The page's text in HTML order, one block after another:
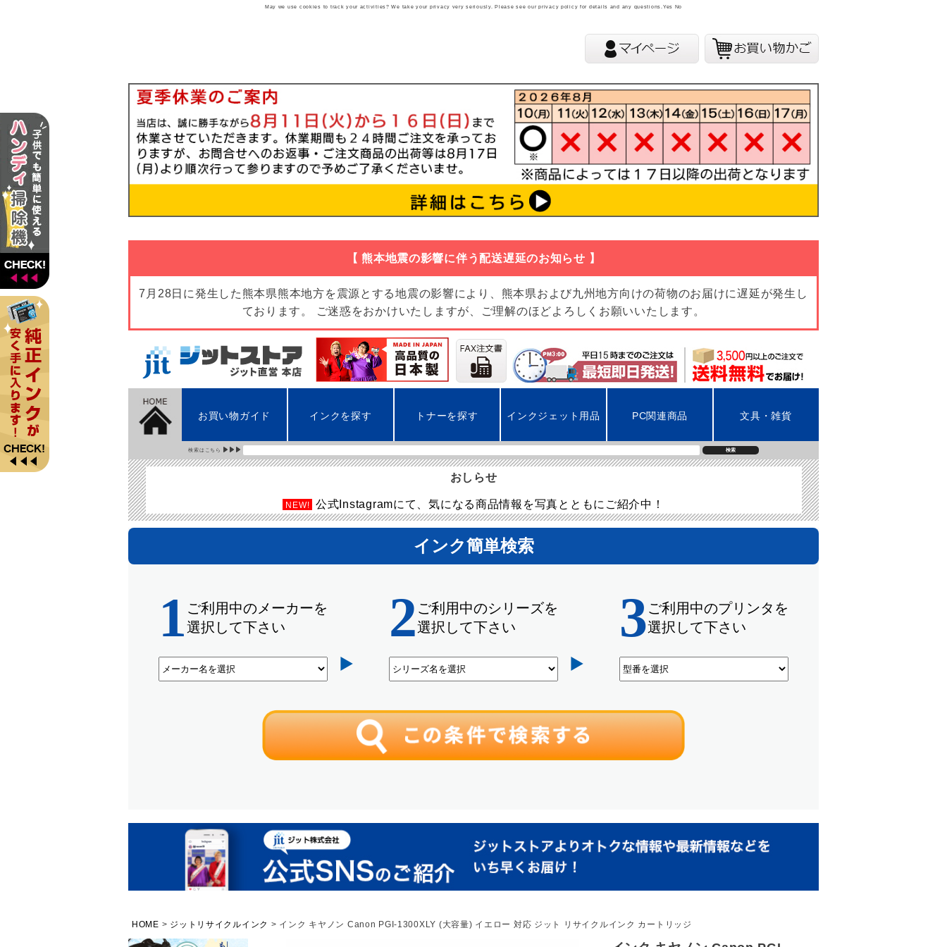
【 熊本地震の影響に伴う配送遅延のお知らせ 】
7月28日に発生した熊本県熊本地方を震源とする地震の影響により、熊本県および九州地方向けの荷物のお届けに遅延が発生し
ております。 ご迷惑をおかけいたしますが、ご理解のほどよろしくお願いいたします。
お買い物ガイド インクを探す トナーを探す インクジェット用品 PC関連商品 文具・雑貨
検索はこちら 検索
おしらせ
NEW! 公式Instagramにて、気になる商品情報を写真とともにご紹介中！
HOME ジットリサイクルインク インク キヤノン Canon PGI-1300XLY (大容量) イエロー 対応 ジット リサイクルインク カートリッジ
May we use cookies to track your activities? We take your privacy very seriously. Please see our privacy policy for details and any questions.Yes No